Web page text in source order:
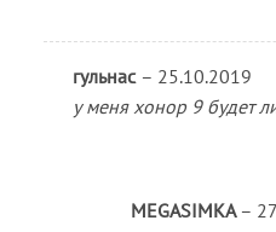
гульнас – 25.10.2019
у меня хонор 9 будет
MEGASIMKA –